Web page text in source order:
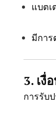
แบตเ
มีการ
3. เงื่
การรับ